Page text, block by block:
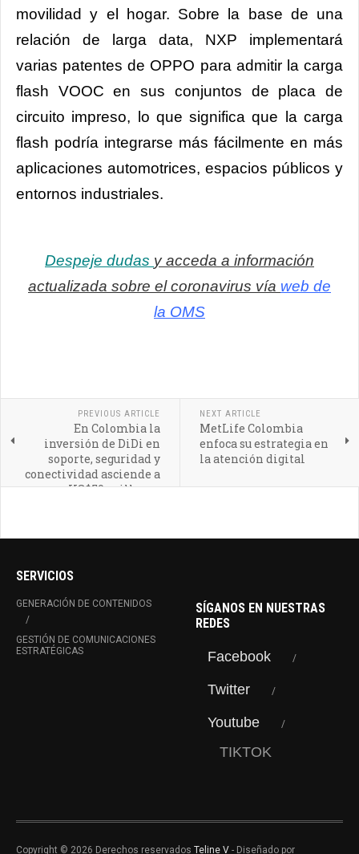
movilidad y el hogar. Sobre la base de una
relación de larga data, NXP implementará
varias patentes de OPPO para admitir la carga
flash VOOC en sus conjuntos de placa de
circuito impreso, lo que significa que la carga
flash podría integrarse más fácilmente en más
aplicaciones automotrices, espacios públicos y
entornos industriales.
Despeje dudas y acceda a información
actualizada sobre el coronavirus vía web de
la OMS
PREVIOUS ARTICLE
En Colombia la
inversión de DiDi en
soporte, seguridad y
conectividad asciende a
US$50 millones
NEXT ARTICLE
MetLife Colombia
enfoca su estrategia en
la atención digital
SERVICIOS
GENERACIÓN DE CONTENIDOS
GESTIÓN DE COMUNICACIONES
ESTRATÉGICAS
SÍGANOS EN NUESTRAS
REDES
Facebook
Twitter
Youtube
TIKTOK
Copyright © 2026 Derechos reservados Teline V - Diseñado por